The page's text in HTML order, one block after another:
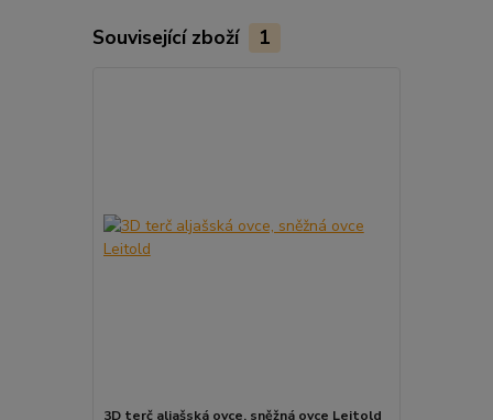
Související zboží 1
3D terč aljašská ovce, sněžná ovce Leitold